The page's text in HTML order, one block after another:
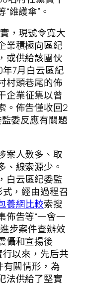
維護傘”。
，現號令寬大
業積極向區紀
或供給該團伙
7月白云區紀
村頭巷尾的佈
企業征集以曾
。佈告僅收回2
委反應有關題
案人數多、取
、線索源少。
白云區紀委監
，經由過程召
養網比較索搜
佈告等“一會一
步案件查辦效
懾和宣揚後
行以來，先后共
關情形，為
法供給了堅實